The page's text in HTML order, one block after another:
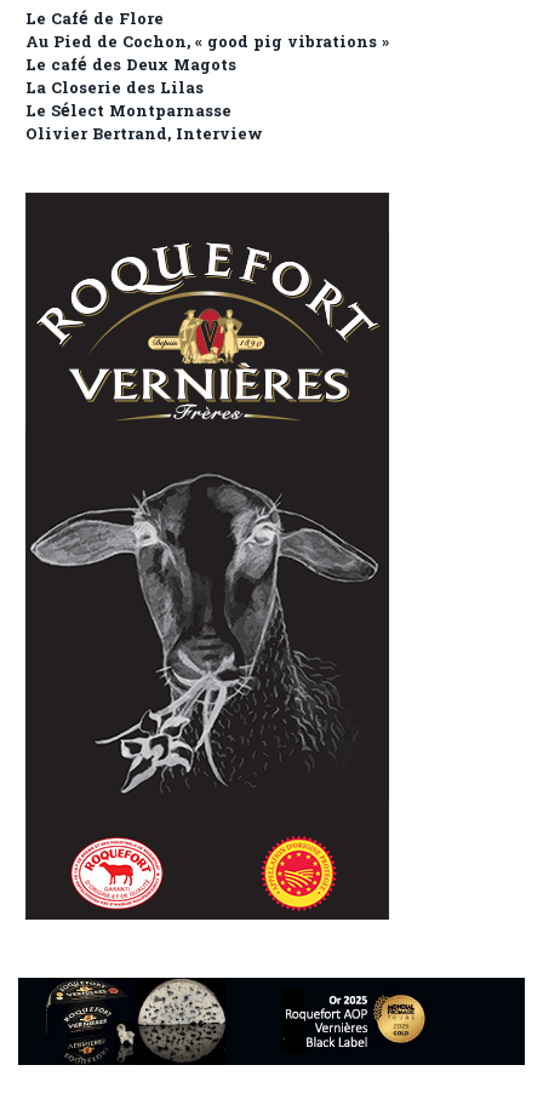
Le Café de Flore
Au Pied de Cochon, « good pig vibrations »
Le café des Deux Magots
La Closerie des Lilas
Le Sélect Montparnasse
Olivier Bertrand, Interview